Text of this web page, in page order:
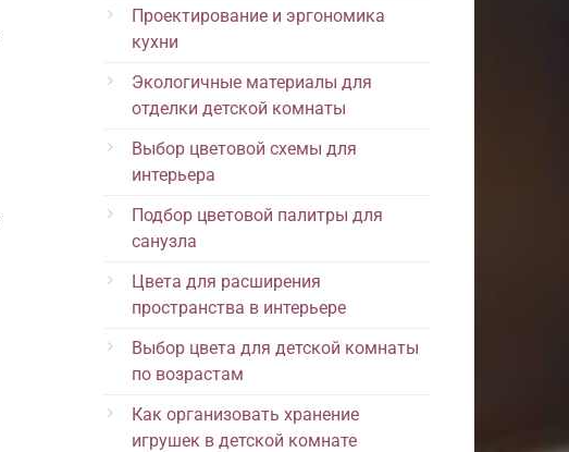
Проектирование и эргономика
кухни
Экологичные материалы для
отделки детской комнаты
Выбор цветовой схемы для
интерьера
Подбор цветовой палитры для
санузла
Цвета для расширения
пространства в интерьере
Выбор цвета для детской комнаты
по возрастам
Как организовать хранение
игрушек в детской комнате